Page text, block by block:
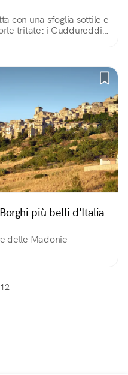
con una sfoglia sottile e
tritate: i Cuddureddi
più belli d'Italia
delle Madonie